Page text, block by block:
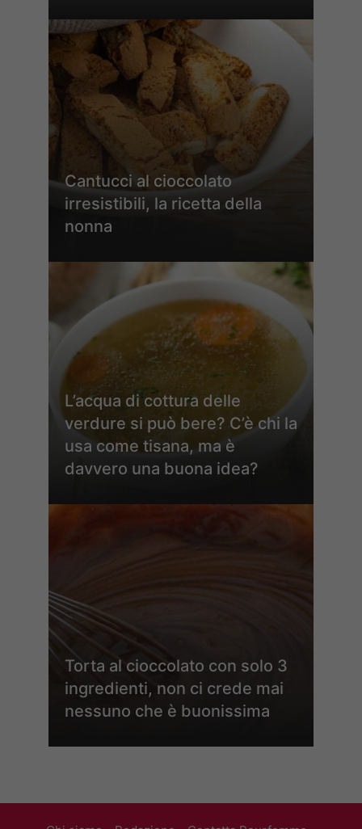
Cantucci al cioccolato
irresistibili, la ricetta della
nonna
L’acqua di cottura delle
verdure si può bere? C’è chi la
usa come tisana, ma è
davvero una buona idea?
Torta al cioccolato con solo 3
ingredienti, non ci crede mai
nessuno che è buonissima